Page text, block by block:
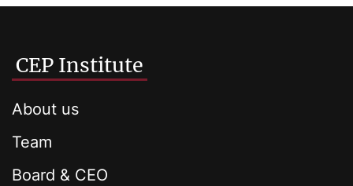
CEP Institute
About us
Team
Board & CEO